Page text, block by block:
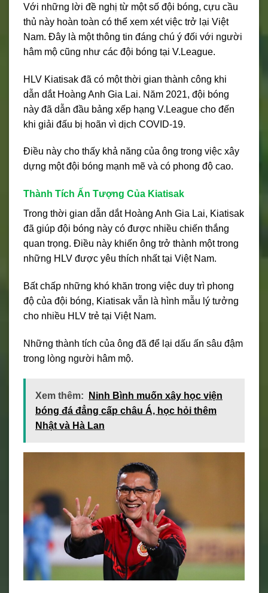
Với những lời đề nghị từ một số đội bóng, cựu cầu
thủ này hoàn toàn có thể xem xét việc trở lại Việt
Nam. Đây là một thông tin đáng chú ý đối với người
hâm mộ cũng như các đội bóng tại V.League.
HLV Kiatisak đã có một thời gian thành công khi
dẫn dắt Hoàng Anh Gia Lai. Năm 2021, đội bóng
này đã dẫn đầu bảng xếp hạng V.League cho đến
khi giải đấu bị hoãn vì dịch COVID-19.
Điều này cho thấy khả năng của ông trong việc xây
dựng một đội bóng mạnh mẽ và có phong độ cao.
Thành Tích Ấn Tượng Của Kiatisak
Trong thời gian dẫn dắt Hoàng Anh Gia Lai, Kiatisak
đã giúp đội bóng này có được nhiều chiến thắng
quan trọng. Điều này khiến ông trở thành một trong
những HLV được yêu thích nhất tại Việt Nam.
Bất chấp những khó khăn trong việc duy trì phong
độ của đội bóng, Kiatisak vẫn là hình mẫu lý tưởng
cho nhiều HLV trẻ tại Việt Nam.
Những thành tích của ông đã để lại dấu ấn sâu đậm
trong lòng người hâm mộ.
Xem thêm:
Ninh Bình muốn xây học viện
bóng đá đẳng cấp châu Á, học hỏi thêm
Nhật và Hà Lan